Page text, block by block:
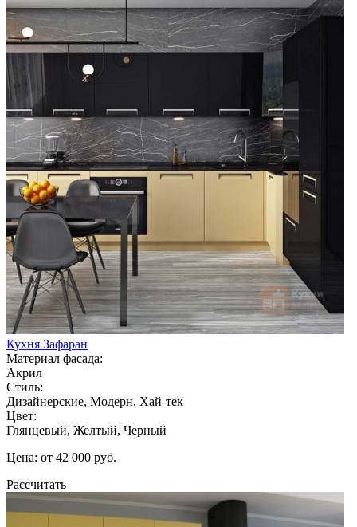
Кухня Зафаран
Материал фасада:
Акрил
Стиль:
Дизайнерские, Модерн, Хай-тек
Цвет:
Глянцевый, Желтый, Черный
Цена: от 42 000 руб.
Рассчитать